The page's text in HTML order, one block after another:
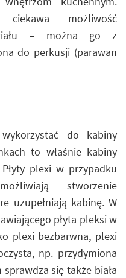
możliwość
– można go z
do perkusji (parawan
do kabiny
to właśnie kabiny
plexi w przypadku
stworzenie
uzupełniają kabinę. W
płyta pleksi w
plexi bezbarwna, plexi
np. przydymiona
się także biała